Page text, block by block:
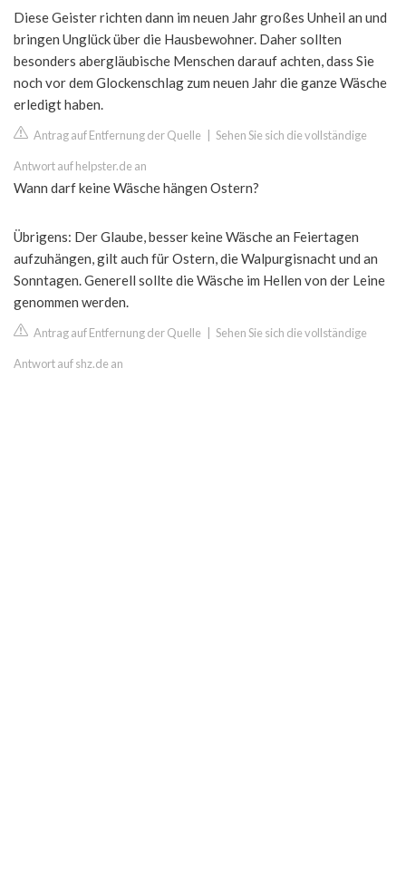
Diese Geister richten dann im neuen Jahr großes Unheil an und
bringen Unglück über die Hausbewohner. Daher sollten
besonders abergläubische Menschen darauf achten, dass Sie
noch vor dem Glockenschlag zum neuen Jahr die ganze Wäsche
erledigt haben.
Antrag auf Entfernung der Quelle Sehen Sie sich die vollständige
Antwort auf helpster.de an
Wann darf keine Wäsche hängen Ostern?
Übrigens: Der Glaube, besser keine Wäsche an Feiertagen
aufzuhängen, gilt auch für Ostern, die Walpurgisnacht und an
Sonntagen. Generell sollte die Wäsche im Hellen von der Leine
genommen werden.
Antrag auf Entfernung der Quelle Sehen Sie sich die vollständige
Antwort auf shz.de an